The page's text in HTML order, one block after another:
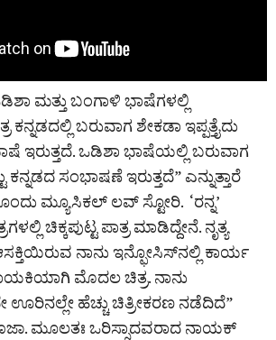
ಮತ್ತು ಬಂಗಾಳಿ ಭಾಷೆಗಳಲ್ಲಿ
ಬರುವಾಗ ಶೇಕಡಾ ಇಪ್ಪತ್ತೈದು
ಇರುತ್ತದೆ. ಒಡಿಶಾ ಭಾಷೆಯಲ್ಲಿ ಬರುವಾಗ
ಕನ್ನಡದ ಸಂಭಾಷಣೆ ಇರುತ್ತದೆ” ಎನ್ನುತ್ತಾರೆ
ಮ್ಯೂಸಿಕಲ್ ಲವ್ ಸ್ಟೋರಿ. ‘ರನ್ನ’
ಚಿಕ್ಕಪುಟ್ಟ ಪಾತ್ರ ಮಾಡಿದ್ದೇನೆ. ನೃತ್ಯ
ನಾನು ಇನ್ಫೋಸಿಸ್‌ನಲ್ಲಿ ಕಾರ್ಯ
ಮೊದಲ ಚಿತ್ರ. ನಾನು
ಊರಿನಲ್ಲೇ ಹೆಚ್ಚು ಚಿತ್ರೀಕರಣ ನಡೆದಿದೆ”
ಮೂಲತಃ ಒರಿಸ್ಸಾದವರಾದ ನಾಯಕ್